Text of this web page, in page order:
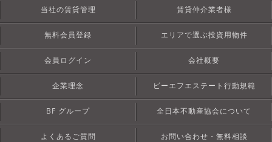
当社の賃貸管理 賃貸仲介業者様
無料会員登録 エリアで選ぶ投資用物件
会員ログイン 会社概要
企業理念 ビーエフエステート行動規範
BF グループ 全日本不動産協会について
よくあるご質問 お問い合わせ・無料相談